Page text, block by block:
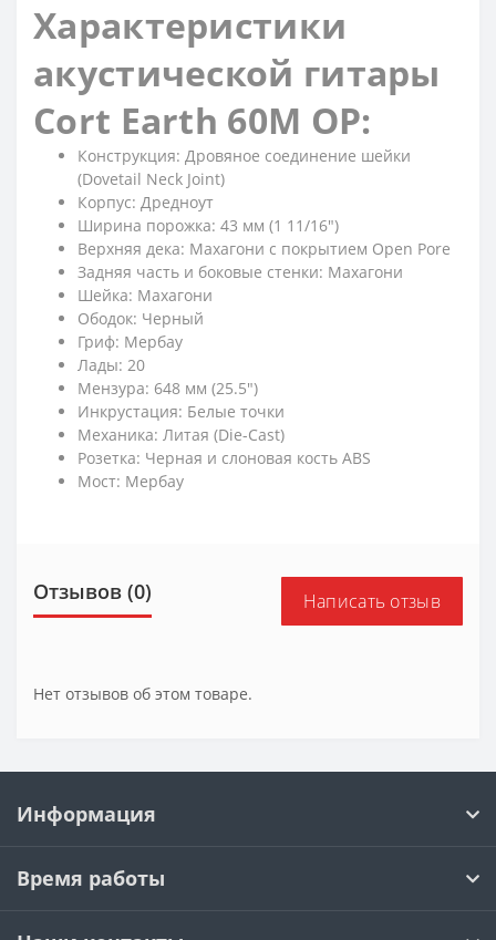
Характеристики
акустической гитары
Cort Earth 60M OP:
Конструкция: Дровяное соединение шейки
(Dovetail Neck Joint)
Корпус: Дредноут
Ширина порожка: 43 мм (1 11/16")
Верхняя дека: Махагони с покрытием Open Pore
Задняя часть и боковые стенки: Махагони
Шейка: Махагони
Ободок: Черный
Гриф: Мербау
Лады: 20
Мензура: 648 мм (25.5")
Инкрустация: Белые точки
Механика: Литая (Die-Cast)
Розетка: Черная и слоновая кость ABS
Мост: Мербау
Отзывов (0) Написать отзыв
Нет отзывов об этом товаре.
Информация
Время работы